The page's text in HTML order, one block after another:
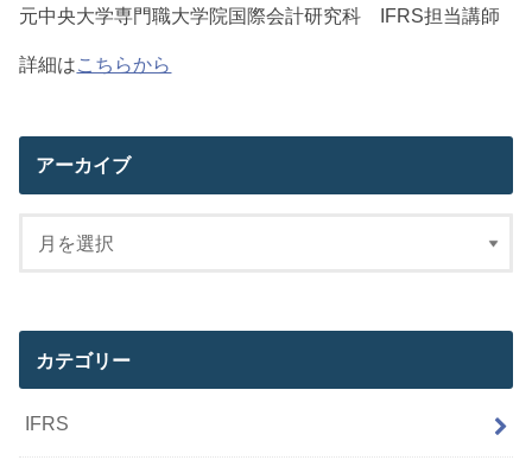
元中央大学専門職大学院国際会計研究科 IFRS担当講師
詳細は こちらから
アーカイブ
カテゴリー
IFRS